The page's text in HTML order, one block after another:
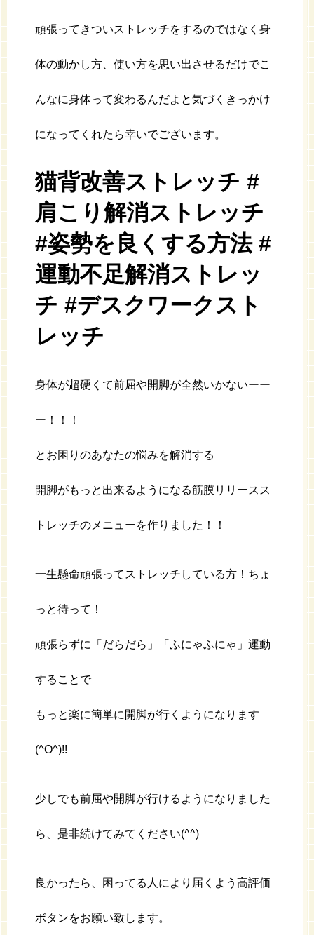
頑張ってきついストレッチをするのではなく身
体の動かし方、使い方を思い出させるだけでこ
んなに身体って変わるんだよと気づくきっかけ
になってくれたら幸いでございます。
猫背改善ストレッチ #
肩こり解消ストレッチ
#姿勢を良くする方法 #
運動不足解消ストレッ
チ #デスクワークスト
レッチ
身体が超硬くて前屈や開脚が全然いかないーー
ー！！！
とお困りのあなたの悩みを解消する
開脚がもっと出来るようになる筋膜リリースス
トレッチのメニューを作りました！！
一生懸命頑張ってストレッチしている方！ちょ
っと待って！
頑張らずに「だらだら」「ふにゃふにゃ」運動
することで
もっと楽に簡単に開脚が行くようになります
(^O^)!!
少しでも前屈や開脚が行けるようになりました
ら、是非続けてみてください(^^)
良かったら、困ってる人により届くよう高評価
ボタンをお願い致します。